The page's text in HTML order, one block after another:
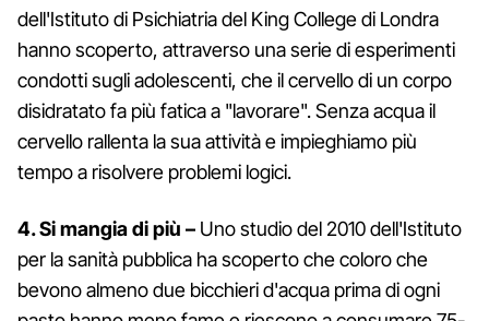
dell'Istituto di Psichiatria del King College di Londra
hanno scoperto, attraverso una serie di esperimenti
condotti sugli adolescenti, che il cervello di un corpo
disidratato fa più fatica a "lavorare". Senza acqua il
cervello rallenta la sua attività e impieghiamo più
tempo a risolvere problemi logici.
4. Si mangia di più – Uno studio del 2010 dell'Istituto
per la sanità pubblica ha scoperto che coloro che
bevono almeno due bicchieri d'acqua prima di ogni